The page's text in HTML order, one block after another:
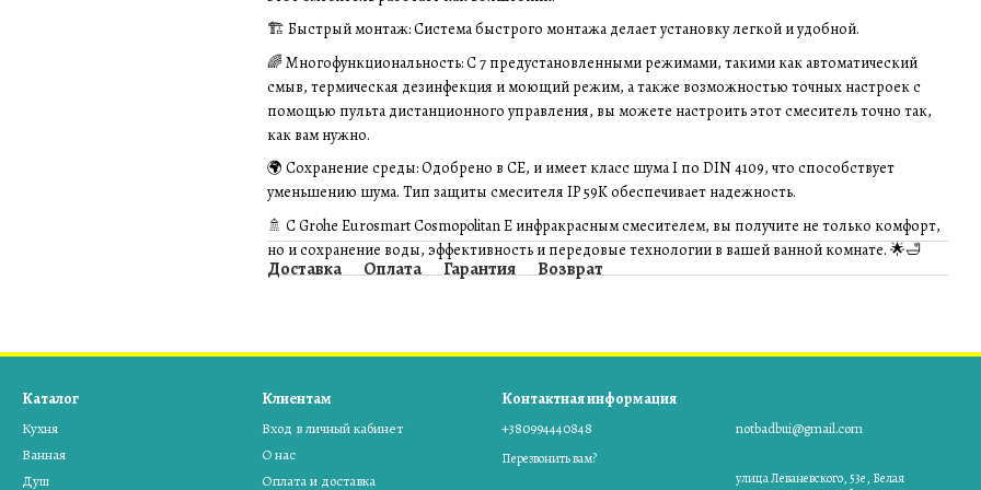
🏗️ Быстрый монтаж: Система быстрого монтажа делает установку легкой и удобной.
🌈 Многофункциональность: С 7 предустановленными режимами, такими как автоматический
смыв, термическая дезинфекция и моющий режим, а также возможностью точных настроек с
помощью пульта дистанционного управления, вы можете настроить этот смеситель точно так,
как вам нужно.
🌍 Сохранение среды: Одобрено в CE, и имеет класс шума I по DIN 4109, что способствует
уменьшению шума. Тип защиты смесителя IP 59K обеспечивает надежность.
🚿 С Grohe Eurosmart Cosmopolitan E инфракрасным смесителем, вы получите не только комфорт,
но и сохранение воды, эффективность и передовые технологии в вашей ванной комнате. 🌟🛁
Доставка Оплата Гарантия Возврат
Каталог
Кухня
Ванная
Душ
Клиентам
Вход в личный кабинет
О нас
Оплата и доставка
Контактная информация
+380994440848
Перезвонить вам?
notbadbui@gmail.com
улица Леваневского, 53е, Белая